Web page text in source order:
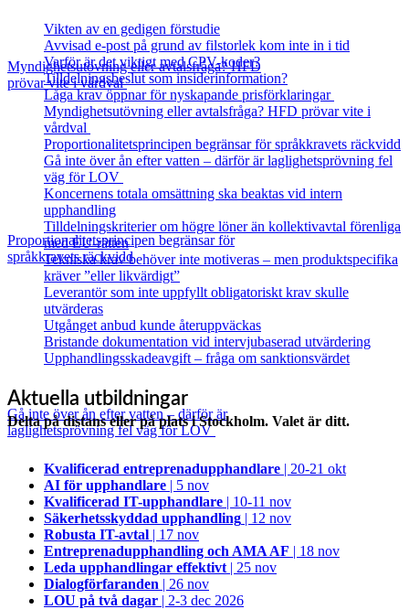
Myndighetsutövning eller avtalsfråga? HFD
prövar vite i vårdval
Proportionalitetsprincipen begränsar för
språkkravets räckvidd
Gå inte över ån efter vatten – därför är
laglighetsprövning fel väg för LOV
Vikten av en gedigen förstudie
Avvisad e-post på grund av filstorlek kom inte in i tid
Varför är det viktigt med CPV-koder?
Tilldelningsbeslut som insiderinformation?
Låga krav öppnar för nyskapande prisförklaringar
Myndighetsutövning eller avtalsfråga? HFD prövar vite i
vårdval
Proportionalitetsprincipen begränsar för språkkravets räckvidd
Gå inte över ån efter vatten – därför är laglighetsprövning fel
väg för LOV
Koncernens totala omsättning ska beaktas vid intern
upphandling
Tilldelningskriterier om högre löner än kollektivavtal förenliga
med EU‑rätten
Tekniska krav behöver inte motiveras – men produktspecifika
kräver ”eller likvärdigt”
Leverantör som inte uppfyllt obligatoriskt krav skulle
utvärderas
Utgånget anbud kunde återuppväckas
Bristande dokumentation vid intervjubaserad utvärdering
Upphandlingsskadeavgift – fråga om sanktionsvärdet
Aktuella utbildningar
Delta på distans eller på plats i Stockholm. Valet är ditt.
Kvalificerad entreprenad­upphandlare | 20-21 okt
AI för upphandlare | 5 nov
Kvalificerad IT-upphandlare | 10-11 nov
Säkerhetsskyddad upphandling | 12 nov
Robusta IT-avtal | 17 nov
Entreprenadupphandling och AMA AF | 18 nov
Leda upphandlingar effektivt | 25 nov
Dialogförfaranden | 26 nov
LOU på två dagar | 2-3 dec 2026